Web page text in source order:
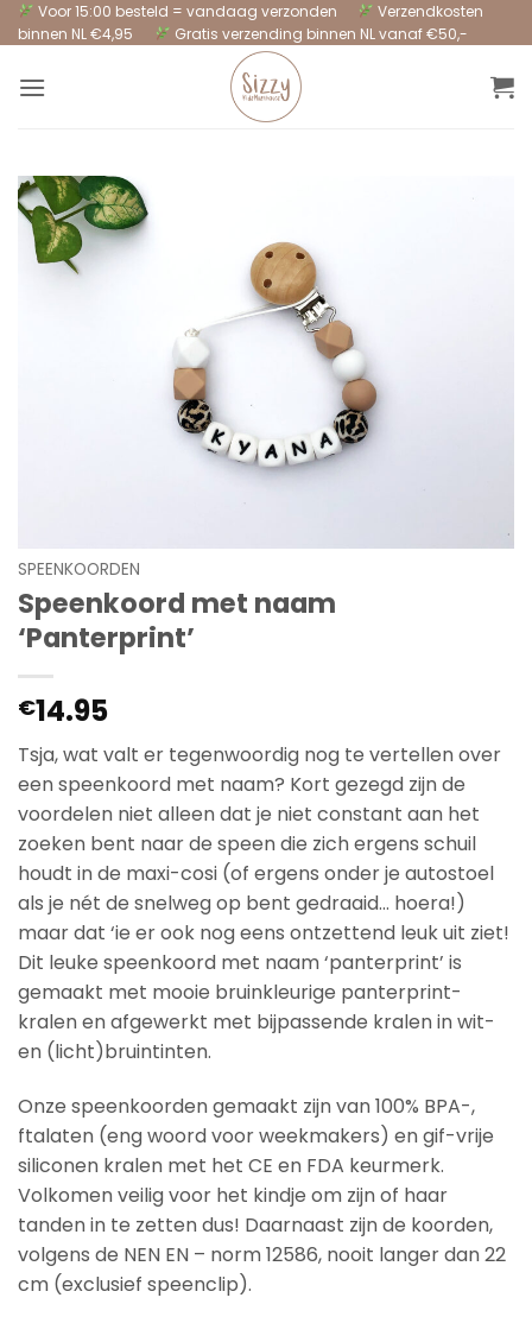
Ga
naar
inhoud
Voor 15:00 besteld = vandaag verzonden
Verzendkosten
binnen NL €4,95
Gratis verzending binnen NL vanaf €50,-
SPEENKOORDEN
Speenkoord met naam
‘Panterprint’
€14.95
Tsja, wat valt er tegenwoordig nog te vertellen over
een speenkoord met naam? Kort gezegd zijn de
voordelen niet alleen dat je niet constant aan het
zoeken bent naar de speen die zich ergens schuil
houdt in de maxi-cosi (of ergens onder je autostoel
als je nét de snelweg op bent gedraaid… hoera!)
maar dat ‘ie er ook nog eens ontzettend leuk uit ziet!
Dit leuke speenkoord met naam ‘panterprint’ is
gemaakt met mooie bruinkleurige panterprint-
kralen en afgewerkt met bijpassende kralen in wit-
en (licht)bruintinten.
Onze speenkoorden gemaakt zijn van 100% BPA-,
ftalaten (eng woord voor weekmakers) en gif-vrije
siliconen kralen met het CE en FDA keurmerk.
Volkomen veilig voor het kindje om zijn of haar
tanden in te zetten dus! Daarnaast zijn de koorden,
volgens de NEN EN – norm 12586, nooit langer dan 22
cm (exclusief speenclip).